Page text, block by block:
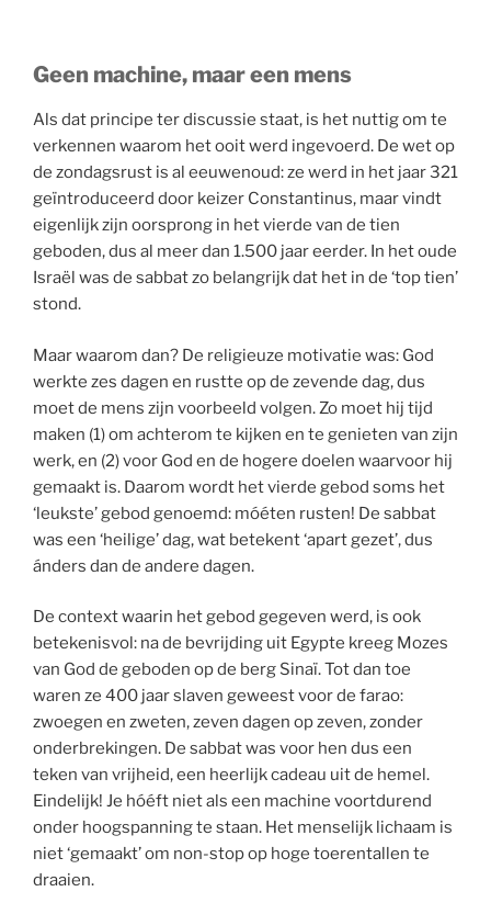
Geen machine, maar een mens
Als dat principe ter discussie staat, is het nuttig om te
verkennen waarom het ooit werd ingevoerd. De wet op
de zondagsrust is al eeuwenoud: ze werd in het jaar 321
geïntroduceerd door keizer Constantinus, maar vindt
eigenlijk zijn oorsprong in het vierde van de tien
geboden, dus al meer dan 1.500 jaar eerder. In het oude
Israël was de sabbat zo belangrijk dat het in de ‘top tien’
stond.
Maar waarom dan? De religieuze motivatie was: God
werkte zes dagen en rustte op de zevende dag, dus
moet de mens zijn voorbeeld volgen. Zo moet hij tijd
maken (1) om achterom te kijken en te genieten van zijn
werk, en (2) voor God en de hogere doelen waarvoor hij
gemaakt is. Daarom wordt het vierde gebod soms het
‘leukste’ gebod genoemd: móéten rusten! De sabbat
was een ‘heilige’ dag, wat betekent ‘apart gezet’, dus
ánders dan de andere dagen.
De context waarin het gebod gegeven werd, is ook
betekenisvol: na de bevrijding uit Egypte kreeg Mozes
van God de geboden op de berg Sinaï. Tot dan toe
waren ze 400 jaar slaven geweest voor de farao:
zwoegen en zweten, zeven dagen op zeven, zonder
onderbrekingen. De sabbat was voor hen dus een
teken van vrijheid, een heerlijk cadeau uit de hemel.
Eindelijk! Je hóéft niet als een machine voortdurend
onder hoogspanning te staan. Het menselijk lichaam is
niet ‘gemaakt’ om non-stop op hoge toerentallen te
draaien.